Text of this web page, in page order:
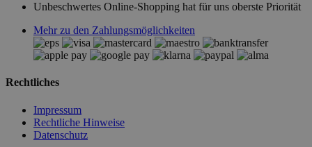
Unbeschwertes Online-Shopping hat für uns oberste Priorität
Mehr zu den Zahlungsmöglichkeiten
Rechtliches
Impressum
Rechtliche Hinweise
Datenschutz